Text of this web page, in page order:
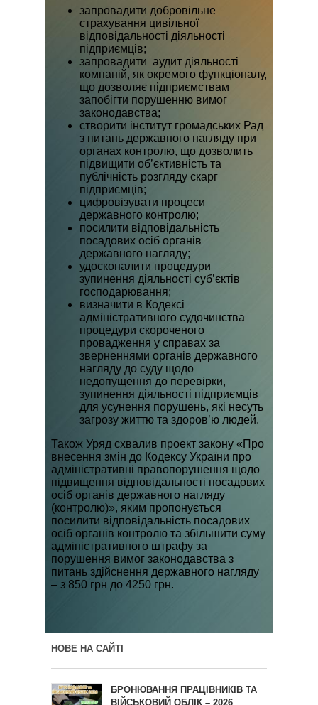
запровадити добровільне
страхування цивільної
відповідальності діяльності
підприємців;
запровадити аудит діяльності
компаній, як окремого функціоналу,
що дозволяє підприємствам
запобігти порушенню вимог
законодавства;
створити інститут громадських Рад
з питань державного нагляду при
органах контролю, що дозволить
підвищити об’єктивність та
публічність розгляду скарг
підприємців;
цифровізувати процеси
державного контролю;
посилити відповідальність
посадових осіб органів
державного нагляду;
удосконалити процедури
зупинення діяльності суб’єктів
господарювання;
визначити в Кодексі
адміністративного судочинства
процедури скороченого
провадження у справах за
зверненнями органів державного
нагляду до суду щодо
недопущення до перевірки,
зупинення діяльності підприємців
для усунення порушень, які несуть
загрозу життю та здоров’ю людей.
Також Уряд схвалив проект закону «Про
внесення змін до Кодексу України про
адміністративні правопорушення щодо
підвищення відповідальності посадових
осіб органів державного нагляду
(контролю)», яким пропонується
посилити відповідальність посадових
осіб органів контролю та збільшити суму
адміністративного штрафу за
порушення вимог законодавства з
питань здійснення державного нагляду
– з 850 грн до 4250 грн.
НОВЕ НА САЙТІ
БРОНЮВАННЯ ПРАЦІВНИКІВ ТА
ВІЙСЬКОВИЙ ОБЛІК – 2026